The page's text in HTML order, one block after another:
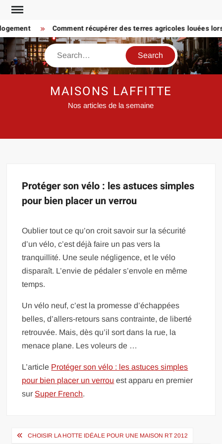
Skip
content
Comment récupérer des terres agricoles louées
Search
MAISONS LAFFITTE
Nos articles de la semaine
Protéger son vélo : les astuces simples
pour bien placer un verrou
Oublier tout ce qu’on croit savoir sur la sécurité
d’un vélo, c’est déjà faire un pas vers la
tranquillité. Une seule négligence, et le vélo
disparaît. L’envie de pédaler s’envole en même
temps.
Un vélo neuf, c’est la promesse d’échappées
belles, d’allers-retours sans contrainte, de liberté
retrouvée. Mais, dès qu’il sort dans la rue, la
menace plane. Les voleurs de …
L’article Protéger son vélo : les astuces simples
pour bien placer un verrou est apparu en premier
sur Super French.
Navigation
CHOISIR LA HOTTE IDÉALE POUR UNE MAISON RT 2012